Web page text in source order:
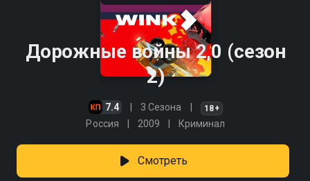
Дорожные войны 2,0 (сезон
2)
7.4 3 Сезона 18+
Россия 2009 Криминал
Смотреть